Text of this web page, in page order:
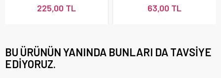
225,00 TL 63,00 TL
BU ÜRÜNÜN YANINDA BUNLARI DA TAVSIYE
EDIYORUZ.